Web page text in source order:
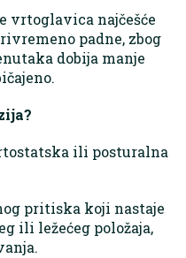
vrtoglavica najčešće
padne, zbog
dobija manje
ili posturalna
pritiska koji nastaje
ili ležećeg položaja,